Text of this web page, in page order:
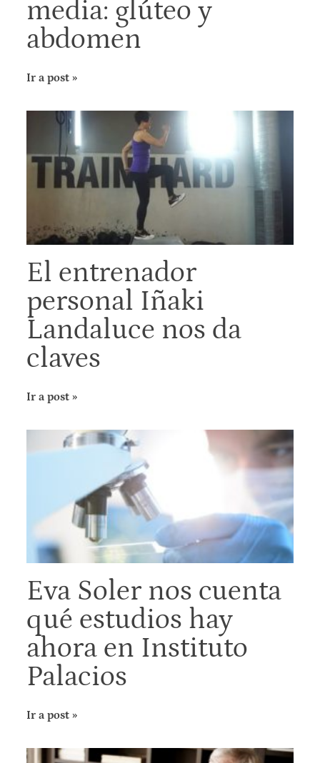
media: glúteo y
abdomen
Ir a post »
El entrenador
personal Iñaki
Landaluce nos da
claves
Ir a post »
Eva Soler nos cuenta
qué estudios hay
ahora en Instituto
Palacios
Ir a post »